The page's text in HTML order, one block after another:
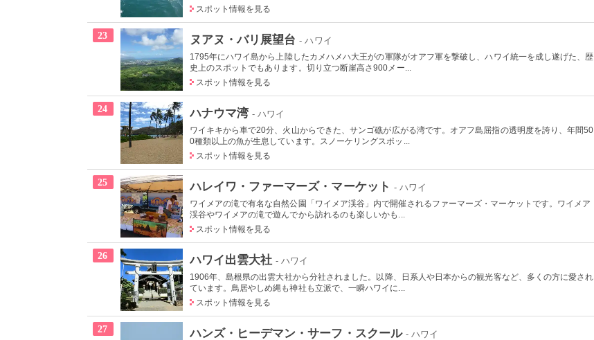
スポット情報を見る
23 ヌアヌ・バリ展望台 - ハワイ
1795年にハワイ島から上陸したカメハメハ大王がの軍隊がオアフ軍を撃破し、ハワイ統一を成し遂げた、歴
史上のスポットでもあります。切り立つ断崖高さ900メー...
スポット情報を見る
24 ハナウマ湾 - ハワイ
ワイキキから車で20分、火山からできた、サンゴ礁が広がる湾です。オアフ島屈指の透明度を誇り、年間50
0種類以上の魚が生息しています。スノーケリングスポッ...
スポット情報を見る
25 ハレイワ・ファーマーズ・マーケット - ハワイ
ワイメアの滝で有名な自然公園「ワイメア渓谷」内で開催されるファーマーズ・マーケットです。ワイメア
渓谷やワイメアの滝で遊んでから訪れるのも楽しいかも...
スポット情報を見る
26 ハワイ出雲大社 - ハワイ
1906年、島根県の出雲大社から分社されました。以降、日系人や日本からの観光客など、多くの方に愛され
ています。鳥居やしめ縄も神社も立派で、一瞬ハワイに...
スポット情報を見る
27 ハンズ・ヒーデマン・サーフ・スクール - ハワイ